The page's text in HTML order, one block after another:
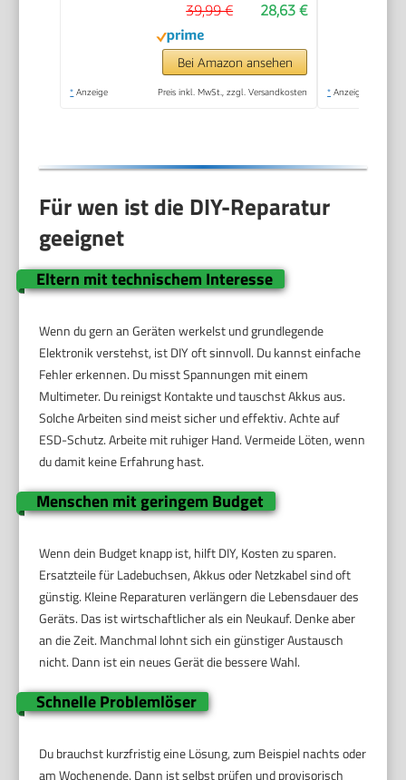
28,63 €
39,99 €
Bei Amazon ansehen
* Anzeige Preis inkl. MwSt., zzgl. Versandkosten * Anzeige
Für wen ist die DIY-Reparatur
geeignet
Eltern mit technischem Interesse
Wenn du gern an Geräten werkelst und grundlegende
Elektronik verstehst, ist DIY oft sinnvoll. Du kannst einfache
Fehler erkennen. Du misst Spannungen mit einem
Multimeter. Du reinigst Kontakte und tauschst Akkus aus.
Solche Arbeiten sind meist sicher und effektiv. Achte auf
ESD-Schutz. Arbeite mit ruhiger Hand. Vermeide Löten, wenn
du damit keine Erfahrung hast.
Menschen mit geringem Budget
Wenn dein Budget knapp ist, hilft DIY, Kosten zu sparen.
Ersatzteile für Ladebuchsen, Akkus oder Netzkabel sind oft
günstig. Kleine Reparaturen verlängern die Lebensdauer des
Geräts. Das ist wirtschaftlicher als ein Neukauf. Denke aber
an die Zeit. Manchmal lohnt sich ein günstiger Austausch
nicht. Dann ist ein neues Gerät die bessere Wahl.
Schnelle Problemlöser
Du brauchst kurzfristig eine Lösung, zum Beispiel nachts oder
am Wochenende. Dann ist selbst prüfen und provisorisch